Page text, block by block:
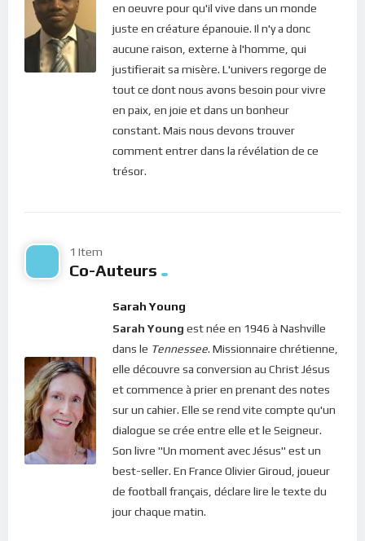
Pour vous inscrire directement aux publications, veuillez
cliquer ici : [newsletter_button id=2 label=”S’abonner”
design=”twitter”]
Si vous voulez vous inscrire sur le site (afin d’être en mesure
de poster des commentaires) et pour les publications,
veuillez cliquer ici :Inscription
en oeuvre pour qu'il vive dans un monde
juste en créature épanouie. Il n'y a donc
aucune raison, externe à l'homme, qui
justifierait sa misère. L'univers regorge de
tout ce dont nous avons besoin pour vivre
en paix, en joie et dans un bonheur
constant. Mais nous devons trouver
comment entrer dans la révélation de ce
trésor.
1 Item
Co-Auteurs
Sarah Young
Sarah Young est née en 1946 à Nashville
dans le Tennessee. Missionnaire chrétienne,
elle découvre sa conversion au Christ Jésus
et commence à prier en prenant des notes
sur un cahier. Elle se rend vite compte qu'un
dialogue se crée entre elle et le Seigneur.
Son livre "Un moment avec Jésus" est un
best-seller. En France Olivier Giroud, joueur
de football français, déclare lire le texte du
jour chaque matin.